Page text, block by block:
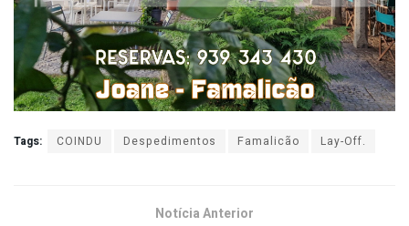
Tags: COINDU Despedimentos Famalicão Lay-Off.
Notícia Anterior